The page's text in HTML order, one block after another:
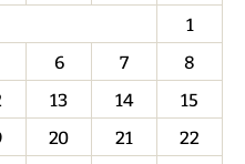
1
6 7
8
13 14
15
20 21
22